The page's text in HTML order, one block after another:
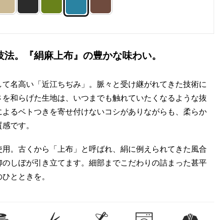
。『絹麻上布』の豊かな味わい。
名高い「近江ちぢみ」。脈々と受け継がれてきた技術に
和らげた生地は、いつまでも触れていたくなるような抜
るベトつきを寄せ付けないコシがありながらも、柔らか
です。
。古くから「上布」と呼ばれ、絹に例えられてきた風合
しぼが引き立てます。細部までこだわりの詰まった甚平
とときを。